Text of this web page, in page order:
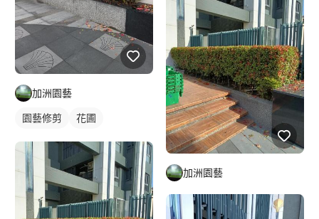
加洲園藝
園藝修剪 花圃
加洲園藝